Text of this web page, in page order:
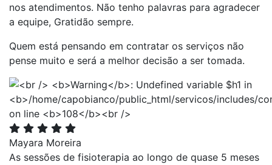
nos atendimentos. Não tenho palavras para agradecer
a equipe, Gratidão sempre.
Quem está pensando em contratar os serviços não
pense muito e será a melhor decisão a ser tomada.
Mayara Moreira
As sessões de fisioterapia ao longo de quase 5 meses